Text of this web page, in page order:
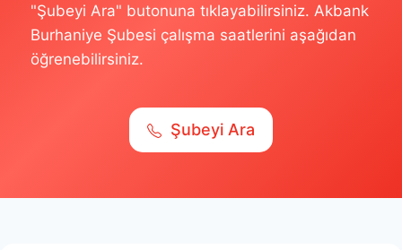
"Şubeyi Ara" butonuna tıklayabilirsiniz. Akbank
Burhaniye Şubesi çalışma saatlerini aşağıdan
öğrenebilirsiniz.
Şubeyi Ara